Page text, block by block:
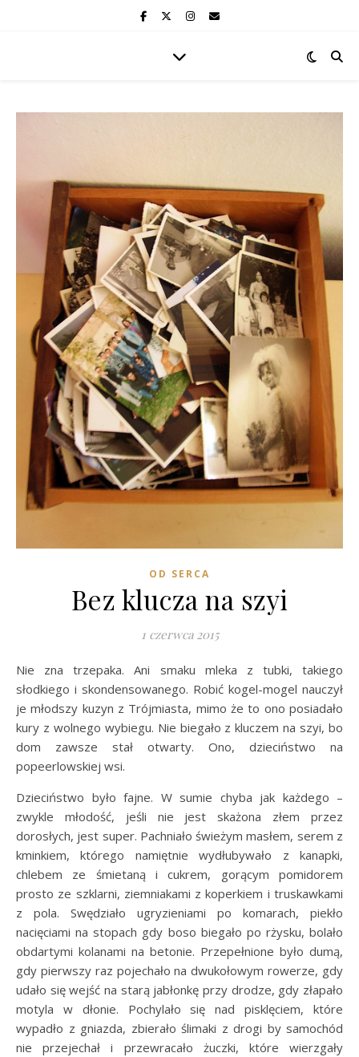
OD SERCA
Bez klucza na szyi
1 czerwca 2015
Nie zna trzepaka. Ani smaku mleka z tubki, takiego
słodkiego i skondensowanego. Robić kogel-mogel nauczył
je młodszy kuzyn z Trójmiasta, mimo że to ono posiadało
kury z wolnego wybiegu. Nie biegało z kluczem na szyi, bo
dom zawsze stał otwarty. Ono, dzieciństwo na
popeerlowskiej wsi.
Dzieciństwo było fajne. W sumie chyba jak każdego –
zwykle młodość, jeśli nie jest skażona złem przez
dorosłych, jest super. Pachniało świeżym masłem, serem z
kminkiem, którego namiętnie wydłubywało z kanapki,
chlebem ze śmietaną i cukrem, gorącym pomidorem
prosto ze szklarni, ziemniakami z koperkiem i truskawkami
z pola. Swędziało ugryzieniami po komarach, piekło
nacięciami na stopach gdy boso biegało po rżysku, bolało
obdartymi kolanami na betonie. Przepełnione było dumą,
gdy pierwszy raz pojechało na dwukołowym rowerze, gdy
udało się wejść na starą jabłonkę przy drodze, gdy złapało
motyla w dłonie. Pochylało się nad pisklęciem, które
wypadło z gniazda, zbierało ślimaki z drogi by samochód
nie przejechał i przewracało żuczki, które wierzgały